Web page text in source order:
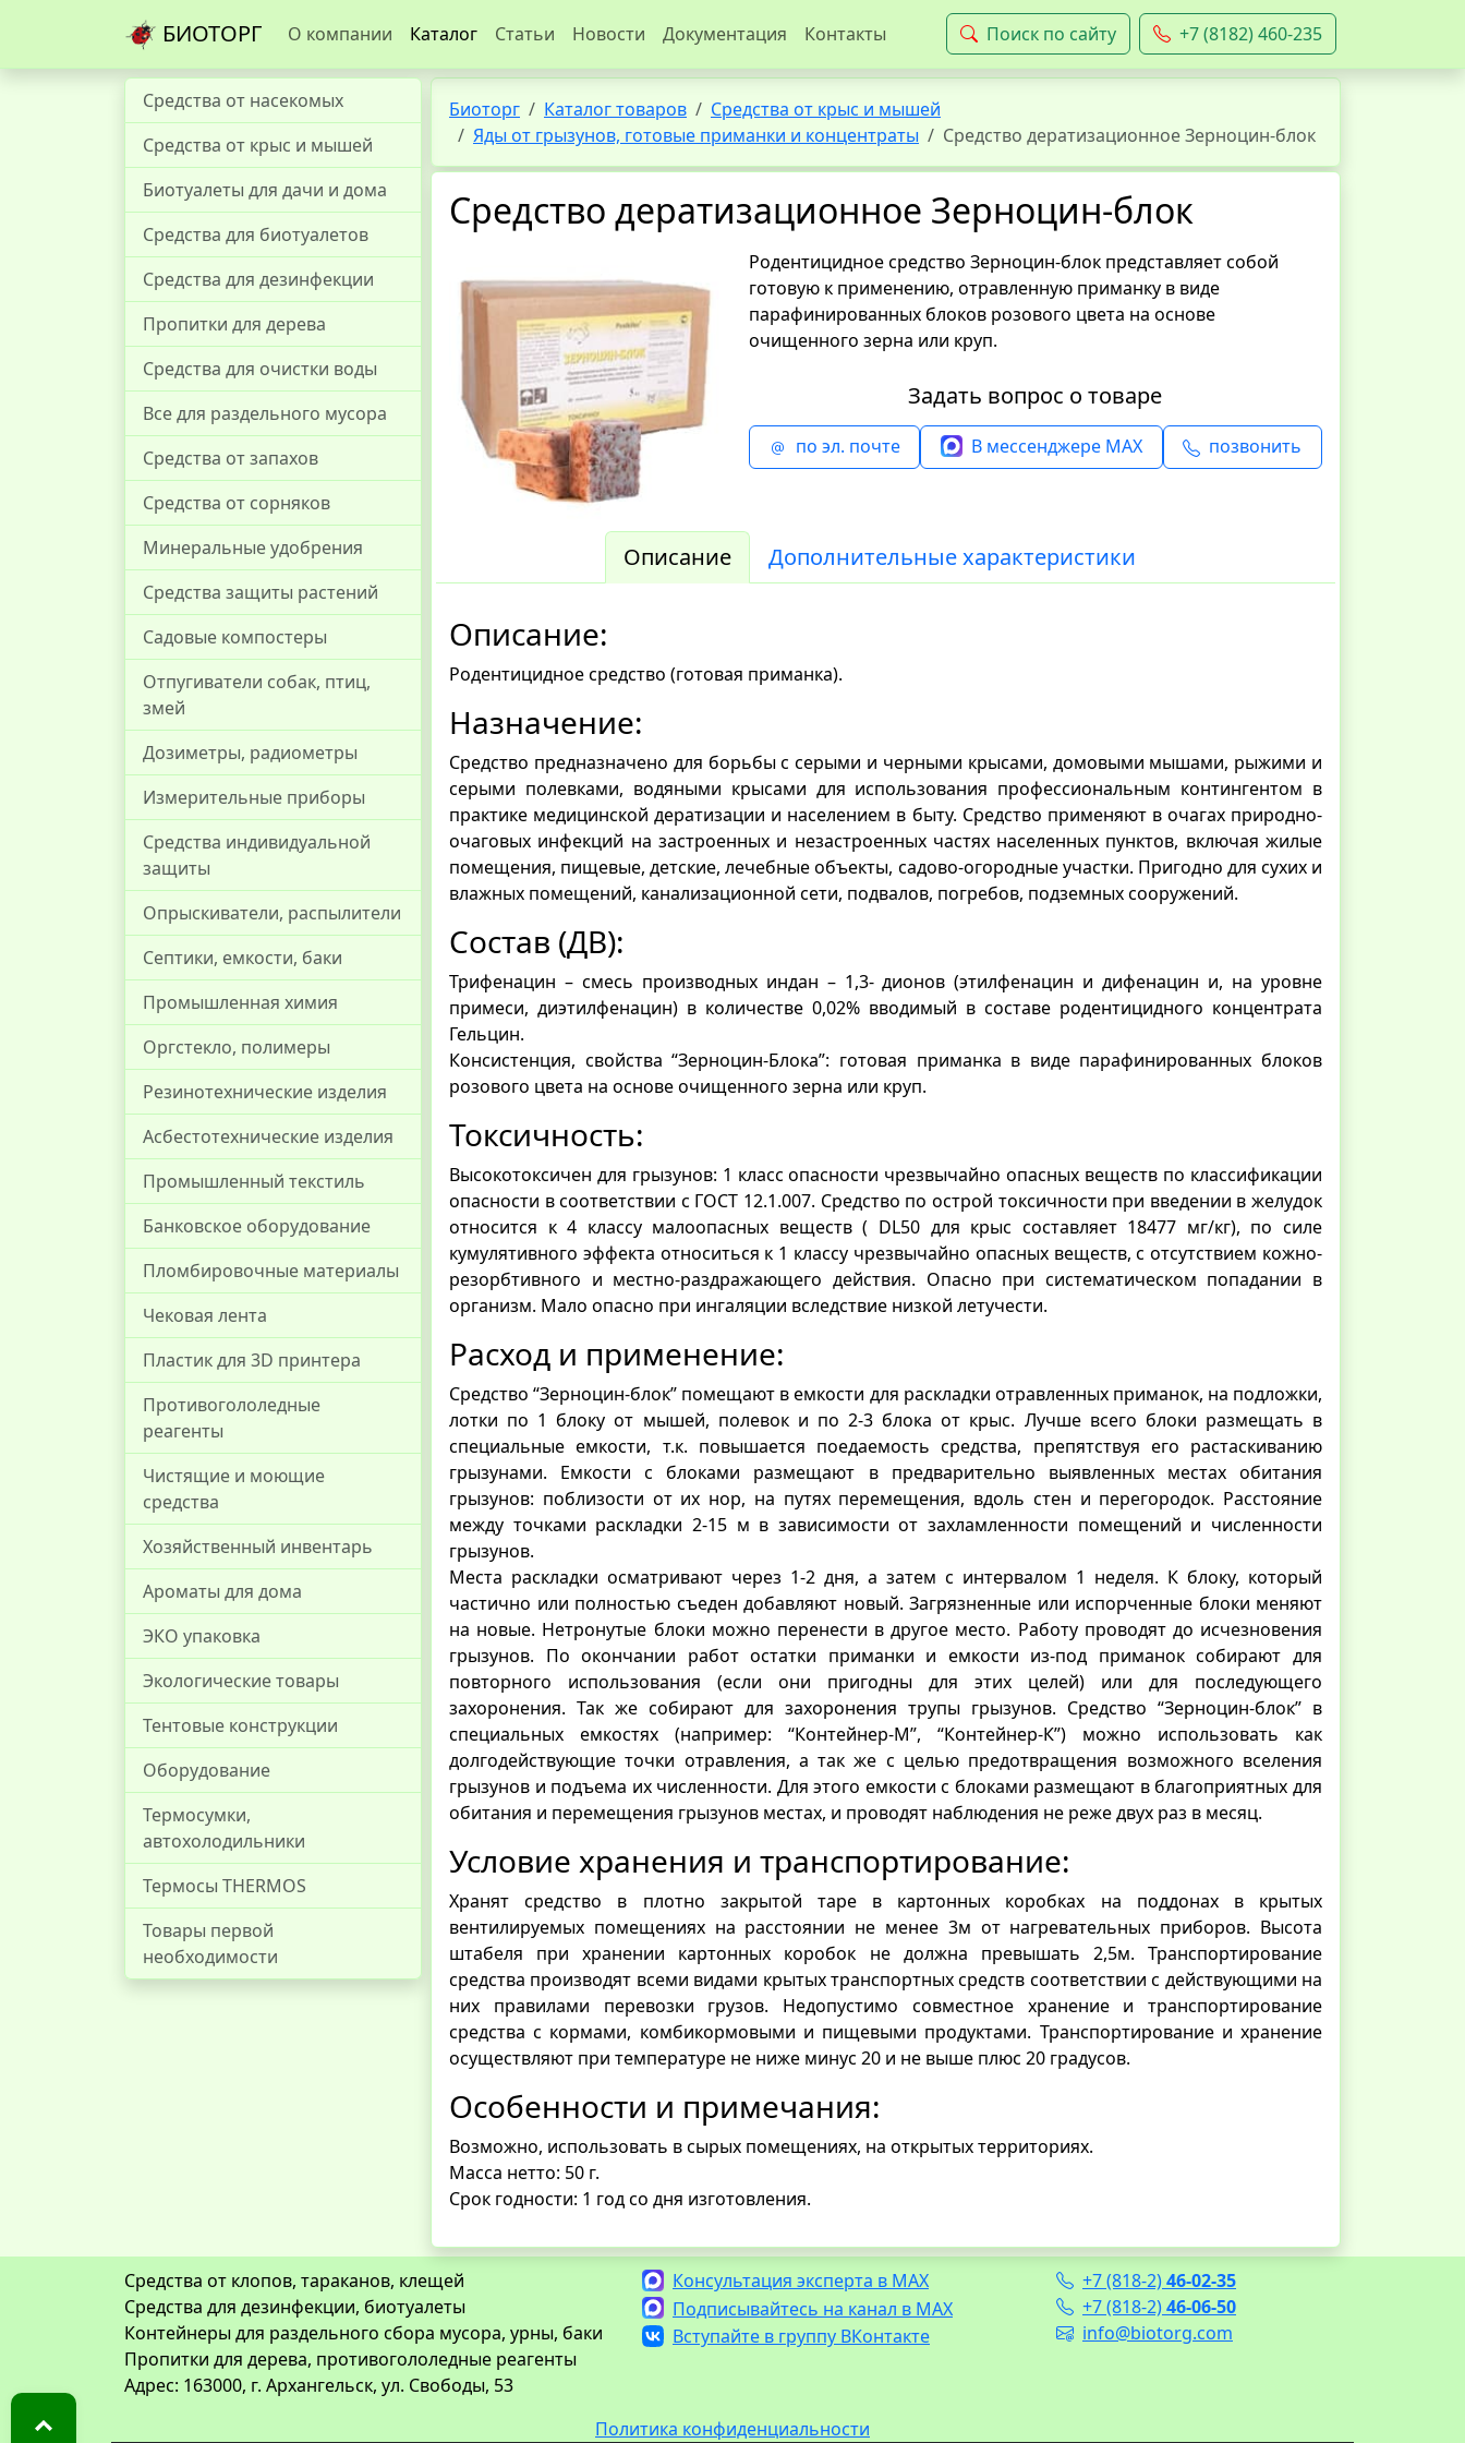
БИОТОРГ О компании Каталог Статьи Новости Документация Контакты Поиск по сайту +7 (8182) 460-235
Средства от насекомых
Средства от крыс и мышей
Биотуалеты для дачи и дома
Средства для биотуалетов
Средства для дезинфекции
Пропитки для дерева
Средства для очистки воды
Все для раздельного мусора
Средства от запахов
Средства от сорняков
Минеральные удобрения
Средства защиты растений
Садовые компостеры
Отпугиватели собак, птиц,
змей
Дозиметры, радиометры
Измерительные приборы
Средства индивидуальной
защиты
Опрыскиватели, распылители
Септики, емкости, баки
Промышленная химия
Оргстекло, полимеры
Резинотехнические изделия
Асбестотехнические изделия
Промышленный текстиль
Банковское оборудование
Пломбировочные материалы
Чековая лента
Пластик для 3D принтера
Противогололедные
реагенты
Чистящие и моющие
средства
Хозяйственный инвентарь
Ароматы для дома
ЭКО упаковка
Экологические товары
Тентовые конструкции
Оборудование
Термосумки,
автохолодильники
Термосы THERMOS
Товары первой
необходимости
Биоторг Каталог товаров
Средства от крыс и мышей
Яды от грызунов, готовые приманки и концентраты
Средство дератизационное Зерноцин-блок
Средство дератизационное Зерноцин-блок
Родентицидное средство Зерноцин-блок представляет собой
готовую к применению, отравленную приманку в виде
парафинированных блоков розового цвета на основе
очищенного зерна или круп.
Задать вопрос о товаре
по эл. почте В мессенджере MAX позвонить
Описание Дополнительные характеристики
Описание:
Родентицидное средство (готовая приманка).
Назначение:
Средство предназначено для борьбы с серыми и черными крысами, домовыми мышами, рыжими и
серыми полевками, водяными крысами для использования профессиональным контингентом в
практике медицинской дератизации и населением в быту. Средство применяют в очагах природно-
очаговых инфекций на застроенных и незастроенных частях населенных пунктов, включая жилые
помещения, пищевые, детские, лечебные объекты, садово-огородные участки. Пригодно для сухих и
влажных помещений, канализационной сети, подвалов, погребов, подземных сооружений.
Состав (ДВ):
Трифенацин – смесь производных индан – 1,3- дионов (этилфенацин и дифенацин и, на уровне
примеси, диэтилфенацин) в количестве 0,02% вводимый в составе родентицидного концентрата
Гельцин.
Консистенция, свойства “Зерноцин-Блока”: готовая приманка в виде парафинированных блоков
розового цвета на основе очищенного зерна или круп.
Токсичность:
Высокотоксичен для грызунов: 1 класс опасности чрезвычайно опасных веществ по классификации
опасности в соответствии с ГОСТ 12.1.007. Средство по острой токсичности при введении в желудок
относится к 4 классу малоопасных веществ ( DL50 для крыс составляет 18477 мг/кг), по силе
кумулятивного эффекта относиться к 1 классу чрезвычайно опасных веществ, с отсутствием кожно-
резорбтивного и местно-раздражающего действия. Опасно при систематическом попадании в
организм. Мало опасно при ингаляции вследствие низкой летучести.
Расход и применение:
Средство “Зерноцин-блок” помещают в емкости для раскладки отравленных приманок, на подложки,
лотки по 1 блоку от мышей, полевок и по 2-3 блока от крыс. Лучше всего блоки размещать в
специальные емкости, т.к. повышается поедаемость средства, препятствуя его растаскиванию
грызунами. Емкости с блоками размещают в предварительно выявленных местах обитания
грызунов: поблизости от их нор, на путях перемещения, вдоль стен и перегородок. Расстояние
между точками раскладки 2-15 м в зависимости от захламленности помещений и численности
грызунов.
Места раскладки осматривают через 1-2 дня, а затем с интервалом 1 неделя. К блоку, который
частично или полностью съеден добавляют новый. Загрязненные или испорченные блоки меняют
на новые. Нетронутые блоки можно перенести в другое место. Работу проводят до исчезновения
грызунов. По окончании работ остатки приманки и емкости из-под приманок собирают для
повторного использования (если они пригодны для этих целей) или для последующего
захоронения. Так же собирают для захоронения трупы грызунов. Средство “Зерноцин-блок” в
специальных емкостях (например: “Контейнер-М”, “Контейнер-К”) можно использовать как
долгодействующие точки отравления, а так же с целью предотвращения возможного вселения
грызунов и подъема их численности. Для этого емкости с блоками размещают в благоприятных для
обитания и перемещения грызунов местах, и проводят наблюдения не реже двух раз в месяц.
Условие хранения и транспортирование:
Хранят средство в плотно закрытой таре в картонных коробках на поддонах в крытых
вентилируемых помещениях на расстоянии не менее 3м от нагревательных приборов. Высота
штабеля при хранении картонных коробок не должна превышать 2,5м. Транспортирование
средства производят всеми видами крытых транспортных средств соответствии с действующими на
них правилами перевозки грузов. Недопустимо совместное хранение и транспортирование
средства с кормами, комбикормовыми и пищевыми продуктами. Транспортирование и хранение
осуществляют при температуре не ниже минус 20 и не выше плюс 20 градусов.
Особенности и примечания:
Возможно, использовать в сырых помещениях, на открытых территориях.
Масса нетто: 50 г.
Срок годности: 1 год со дня изготовления.
Средства от клопов, тараканов, клещей
Средства для дезинфекции, биотуалеты
Контейнеры для раздельного сбора мусора, урны, баки
Пропитки для дерева, противогололедные реагенты
Адрес: 163000, г. Архангельск, ул. Свободы, 53
Консультация эксперта в MAX
Подписывайтесь на канал в MAX
Вступайте в группу ВКонтакте
+7 (818-2)46-02-35
+7 (818-2)46-06-50
info@biotorg.com
Политика конфиденциальности